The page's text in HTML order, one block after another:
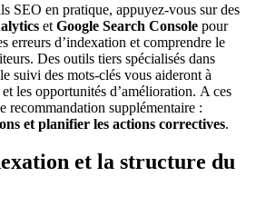
SEO en pratique, appuyez-vous sur des
et Google Search Console pour
erreurs d’indexation et comprendre le
Des outils tiers spécialisés dans
suivi des mots-clés vous aideront à
les opportunités d’amélioration. A ces
recommandation supplémentaire :
et planifier les actions correctives.
et la structure du